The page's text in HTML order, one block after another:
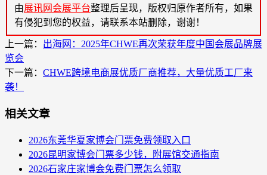
由展讯网会展平台整理后呈现，版权归原作者所有，如果
有侵犯到您的权益，请联系本站删除，谢谢！
上一篇： 出海网：2025年CHWE再次荣获年度中国会展品牌展
览会
下一篇： CHWE跨境电商展优质厂商推荐，大量优质工厂来
袭！
相关文章
2026东莞华夏家博会门票免费领取入口
2026昆明家博会门票多少钱，附展馆交通指南
2026石家庄家博会免费门票怎么领取